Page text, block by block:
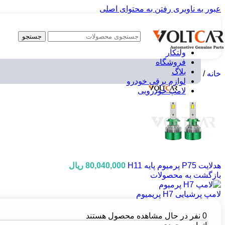
عبور به ناوبری رفتن به محتوای اصلی
جستجو
ولتکار
فروشگاه
بلاگ
لوازم برقی خودرو
لامپ خودرویی
خانه/ لوازم برقی خودرو
هدلایت P75 پرمیوم پایه H11 80,040,000 ریال
بازگشت به محصولات
لامپ‌ پرشیایی H7 پریمیوم
0 نفر در حال مشاهده محصول هستند